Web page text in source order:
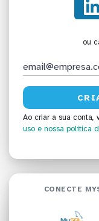
ou
Ao criar a sua conta,
uso e nossa política
CONECTE